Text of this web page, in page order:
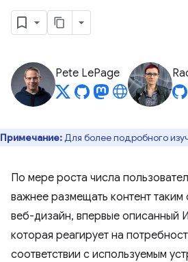
Pete LePage
Примечание:Для более подробного
По мере роста числа
важнее размещать контент
веб-дизайн, впервые описанный
которая реагирует на
соответствии с используемым